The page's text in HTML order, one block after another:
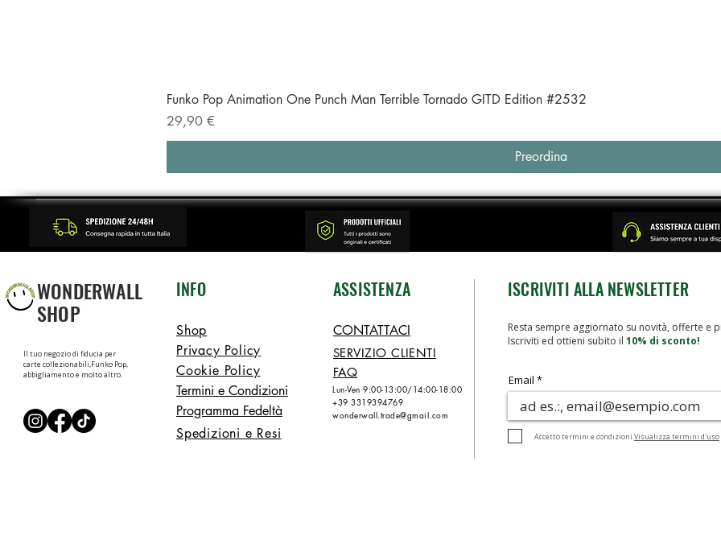
Vista rapida
Funko Pop Animation One Punch Man Terrible Tornado GITD Edition #2532
Prezzo
29,90 €
Preordina
WONDERWALL
SHOP
INFO ASSISTENZA
Il tuo negozio di fiducia per
carte collezionabili,Funko Pop,
abbigliamento e molto altro.
Shop
Privacy Policy
Cookie Policy
Termini e Condizioni
Programma Fedeltà
Spedizioni e Resi
CONTATTACI
SERVIZIO CLIENTI
FAQ
Lun-Ven 9:00-13:00/14:00-18:00
+39 3319394769
wonderwall.trade@gmail.com
Email
Accetto termini e condizioni Visualizza termini d'uso
ISCRIVITI ALLA NEWSLETTER
Resta sempre aggiornato su novità, offerte e
Iscriviti ed ottieni subito il 10% di sconto!